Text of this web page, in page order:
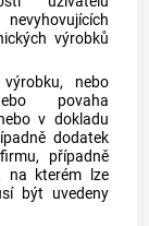
výrobků
výrobku, nebo
povaha
v dokladu
dodatek
případně
na kterém lze
být uvedeny